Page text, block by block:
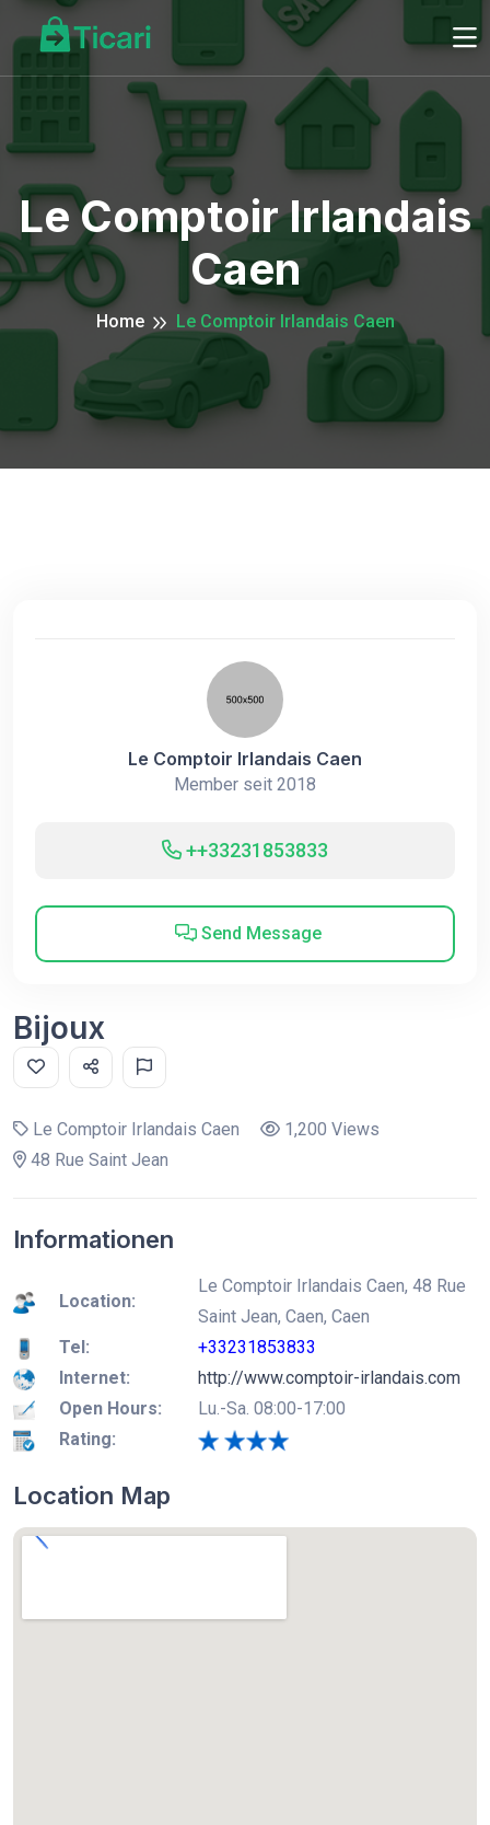
Le Comptoir Irlandais
Caen
Home Le Comptoir Irlandais Caen
Le Comptoir Irlandais Caen
Member seit 2018
++33231853833
Send Message
Bijoux
Le Comptoir Irlandais Caen
1,200 Views
48 Rue Saint Jean
Informationen
Location:
Le Comptoir Irlandais Caen, 48 Rue
Saint Jean, Caen, Caen
Tel:
+33231853833
Internet:
http://www.comptoir-irlandais.com
Open Hours:
Lu.-Sa. 08:00-17:00
Rating:
Location Map